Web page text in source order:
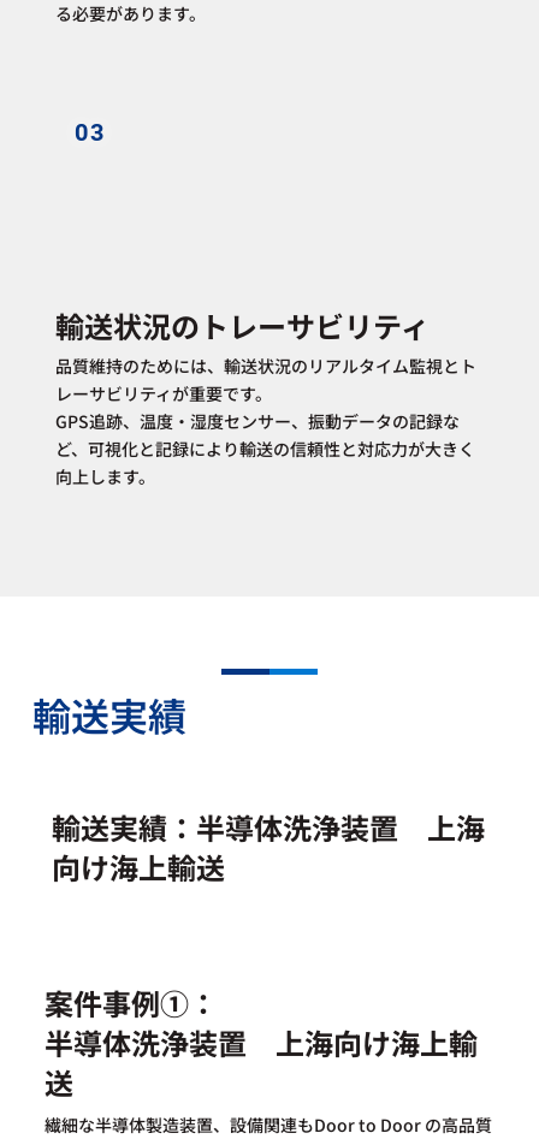
る必要があります。
03
輸送状況のトレーサビリティ
品質維持のためには、輸送状況のリアルタイム監視とト
レーサビリティが重要です。
GPS追跡、温度・湿度センサー、振動データの記録な
ど、可視化と記録により輸送の信頼性と対応力が大きく
向上します。
輸送実績
輸送実績：半導体洗浄装置 上海
向け海上輸送
繊細な半導体製造装置、設備関連もDoor to Door の高品質
案件事例①：
半導体洗浄装置 上海向け海上輸
送